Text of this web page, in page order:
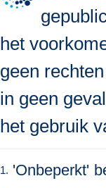
het
geen
in geen
het gebruik
1. 'Onbeperkt'